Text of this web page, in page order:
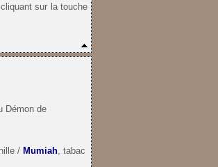
sur la touche
Démon de
/ Mumiah, tabac